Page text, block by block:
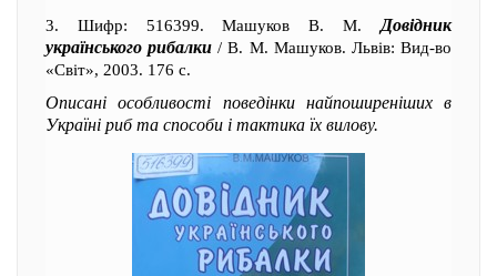
3. Шифр: 516399. Машуков В. М. Довідник
українського рибалки / В. М. Машуков. Львів: Вид-во
«Світ», 2003. 176 с.
Описані особливості поведінки найпоширеніших в
Україні риб та способи і тактика їх вилову.